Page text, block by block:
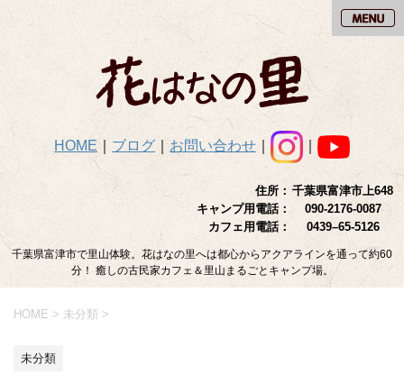
HOME ブログ お問い合わせ
住所： 千葉県富津市上648
キャンプ用電話：
090-2176-0087
カフェ用電話：
0439–65-5126
千葉県富津市で里山体験。花はなの里へは都心からアクアラインを通って約60
分！ 癒しの古民家カフェ＆里山まるごとキャンプ場。
HOME > 未分類 >
未分類